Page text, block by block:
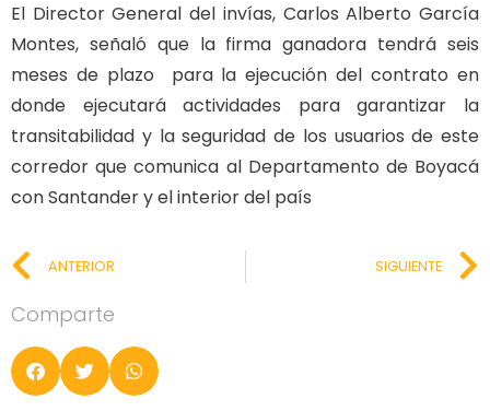
El Director General del invías, Carlos Alberto García
Montes, señaló que la firma ganadora tendrá seis
meses de plazo para la ejecución del contrato en
donde ejecutará actividades para garantizar la
transitabilidad y la seguridad de los usuarios de este
corredor que comunica al Departamento de Boyacá
con Santander y el interior del país
ANTERIOR SIGUIENTE
Comparte